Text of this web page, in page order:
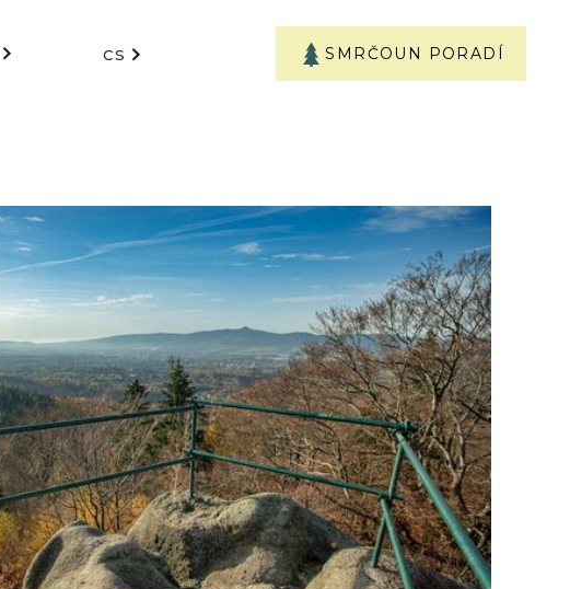
CS SMRČOUN PORADÍ